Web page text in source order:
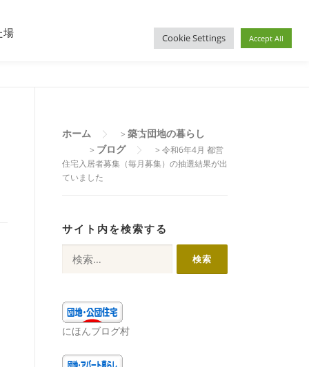
宅入居その後 プロフィール
ホーム > 築古団地の暮らし
> ブログ > 令和6年4月 都営
住宅入居者募集（毎月募集）の抽選結果が出
ていました
サイト内を検索する
にほんブログ村
場 Cookie Settings Accept All